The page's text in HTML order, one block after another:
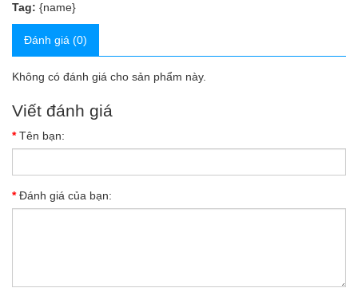
Tag: {name}
Đánh giá (0)
Không có đánh giá cho sản phẩm này.
Viết đánh giá
Tên bạn:
Đánh giá của bạn: